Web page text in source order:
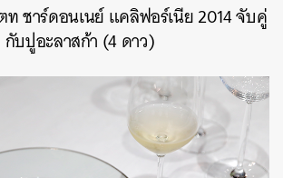
ท ชาร์ดอนเนย์ แคลิฟอร์เนีย 2014 จับคู่
กับปูอะลาสก้า (4 ดาว)